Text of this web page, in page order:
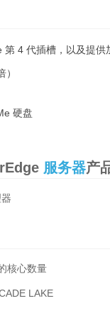
4 代插槽，以及提供
硬盘
服务器产
核心数量
LAKE